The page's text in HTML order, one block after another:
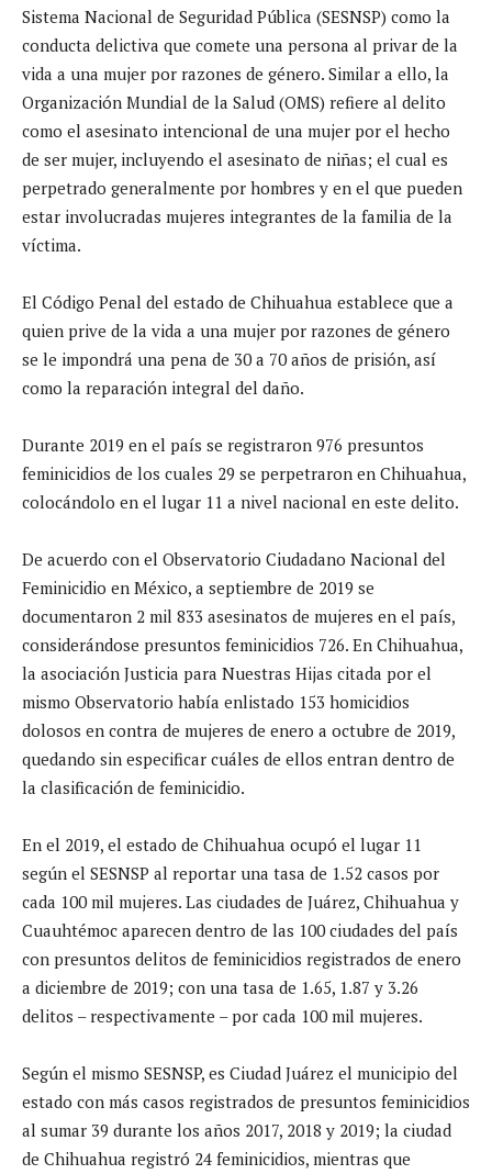
Sistema Nacional de Seguridad Pública (SESNSP) como la
conducta delictiva que comete una persona al privar de la
vida a una mujer por razones de género. Similar a ello, la
Organización Mundial de la Salud (OMS) refiere al delito
como el asesinato intencional de una mujer por el hecho
de ser mujer, incluyendo el asesinato de niñas; el cual es
perpetrado generalmente por hombres y en el que pueden
estar involucradas mujeres integrantes de la familia de la
víctima.
El Código Penal del estado de Chihuahua establece que a
quien prive de la vida a una mujer por razones de género
se le impondrá una pena de 30 a 70 años de prisión, así
como la reparación integral del daño.
Durante 2019 en el país se registraron 976 presuntos
feminicidios de los cuales 29 se perpetraron en Chihuahua,
colocándolo en el lugar 11 a nivel nacional en este delito.
De acuerdo con el Observatorio Ciudadano Nacional del
Feminicidio en México, a septiembre de 2019 se
documentaron 2 mil 833 asesinatos de mujeres en el país,
considerándose presuntos feminicidios 726. En Chihuahua,
la asociación Justicia para Nuestras Hijas citada por el
mismo Observatorio había enlistado 153 homicidios
dolosos en contra de mujeres de enero a octubre de 2019,
quedando sin especificar cuáles de ellos entran dentro de
la clasificación de feminicidio.
En el 2019, el estado de Chihuahua ocupó el lugar 11
según el SESNSP al reportar una tasa de 1.52 casos por
cada 100 mil mujeres. Las ciudades de Juárez, Chihuahua y
Cuauhtémoc aparecen dentro de las 100 ciudades del país
con presuntos delitos de feminicidios registrados de enero
a diciembre de 2019; con una tasa de 1.65, 1.87 y 3.26
delitos – respectivamente ­– por cada 100 mil mujeres.
Según el mismo SESNSP, es Ciudad Juárez el municipio del
estado con más casos registrados de presuntos feminicidios
al sumar 39 durante los años 2017, 2018 y 2019; la ciudad
de Chihuahua registró 24 feminicidios, mientras que